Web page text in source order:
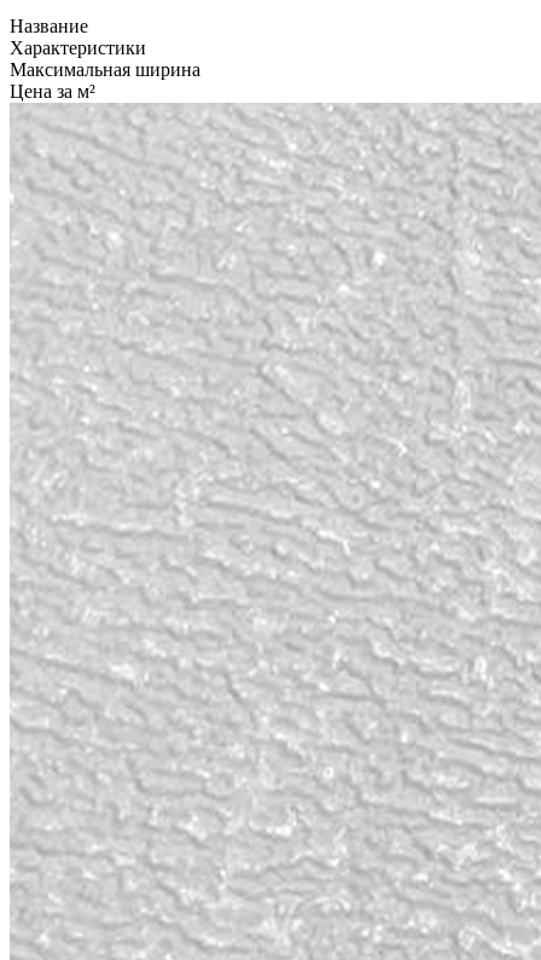
Название
Характеристики
Максимальная ширина
Цена за м²